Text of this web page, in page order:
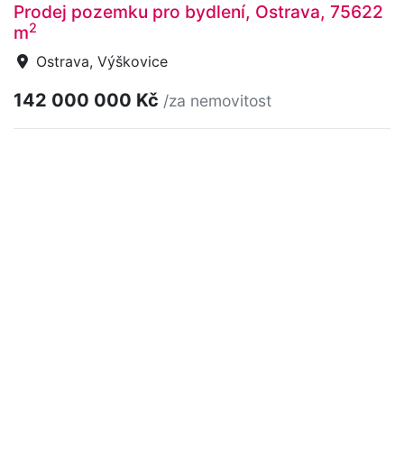
Prodej pozemku pro bydlení, Ostrava, 75622
m2
Ostrava, Výškovice
142 000 000 Kč /za nemovitost